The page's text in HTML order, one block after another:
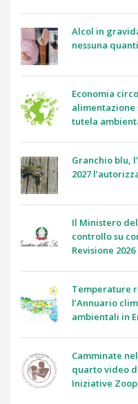
Alcol in
nessuna
Economia
alimentazione
tutela
Granchio blu,
2027
Il Ministero
controllo su
Revisione 2026
Temperature
l’Annuario
ambientali in
Camminate
quarto video
Iniziative